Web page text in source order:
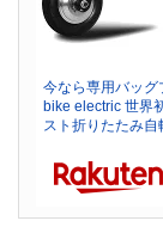
今なら専用バッ
bike electric 世界
スト折りたたみ自